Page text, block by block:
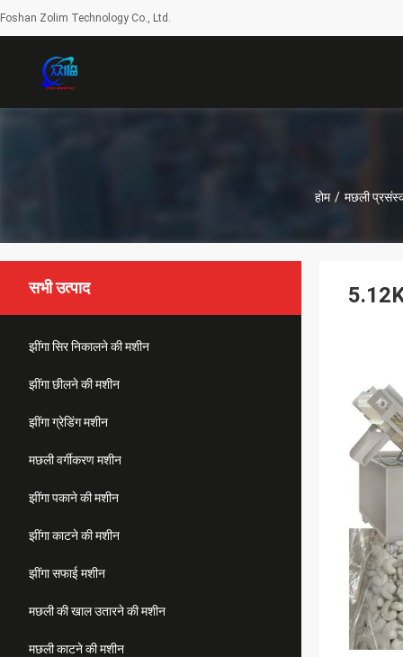
Foshan Zolim Technology Co., Ltd.
होम / मछली
सभी उत्पाद
झींगा सिर निकालने की मशीन
झींगा छीलने की मशीन
झींगा ग्रेडिंग मशीन
मछली वर्गीकरण मशीन
झींगा पकाने की मशीन
झींगा काटने की मशीन
झींगा सफाई मशीन
मछली की खाल उतारने की मशीन
मछली काटने की मशीन